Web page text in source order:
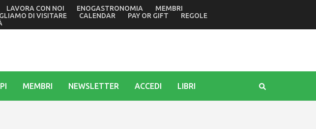
Avoledo. Verso il gran finale della rassegna letteraria
LAVORA CON NOI ENOGASTRONOMIA
MEMBRI
DI VISITARE
CALENDAR PAY OR GIFT
REGOLE
MEMBRI NEWSLETTER ACCEDI LIBRI